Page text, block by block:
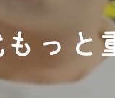
っと